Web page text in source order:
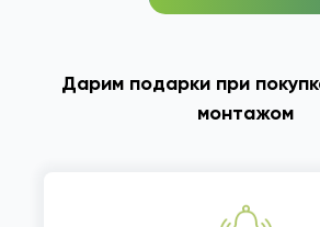
Дарим подарки при
монтажом